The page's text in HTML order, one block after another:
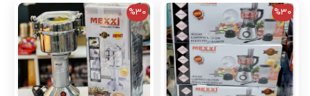
%30
%30